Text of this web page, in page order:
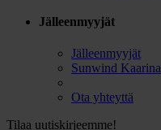
Jälleenmyyjät
Jälleenmyyjät
Sunwind Kaarina
Ota yhteyttä
Tilaa uutiskirjeemme!